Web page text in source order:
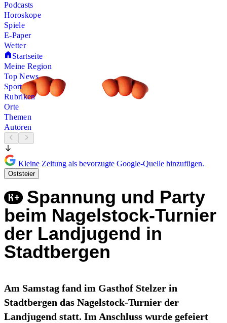
Podcasts
Horoskope
Spiele
E-Paper
Wetter
Startseite
Meine Region
Top News
Sport
Rubriken
Orte
Themen
Autoren
Kleine Zeitung als bevorzugte Google-Quelle hinzufügen.
Oststeier
Spannung und Party
beim Nagelstock-Turnier
der Landjugend in
Stadtbergen
Am Samstag fand im Gasthof Stelzer in
Stadtbergen das Nagelstock-Turnier der
Landjugend statt. Im Anschluss wurde gefeiert